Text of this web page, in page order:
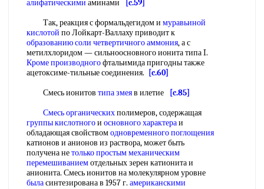
алифатическими аминами
[c.59]
Так, реакция с формальдегидом и муравьиной
кислотой по Лойкарт-Валлаху приводит к
образованию соли четвертичного аммония, а с
метилхлоридом — сильноосновного ионита типа I.
Кроме производногофтальимида пригодны также
ацетоксиме-тильные соединения.
[c.60]
Смесь ионитов типа змеяв илетие
[c.85]
Смесь органическихполимеров, содержащая
группы кислотногои основного характераи
обладающая свойствомодновременного поглощения
катионов и анионов из раствора, может быть
получена нетолько простыммеханическим
перемешиваниемотдельных зерен катионита и
анионита. Смесь ионитов на молекулярном уровне
быласинтезирована в 1957 г. американскими